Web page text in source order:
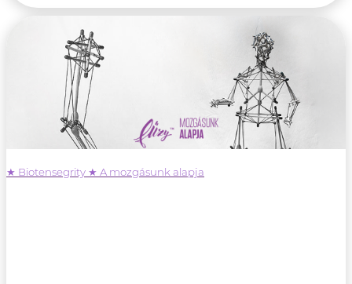
★ Biotensegrity ★ A mozgásunk alapja